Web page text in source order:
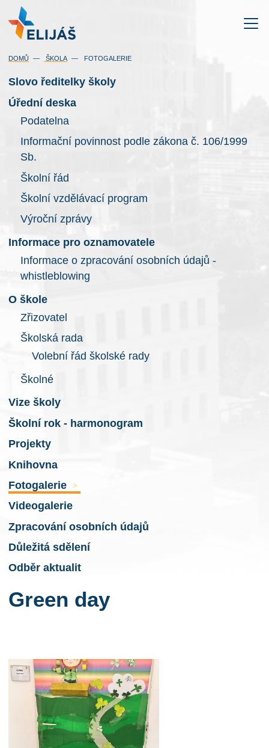
DOMŮ ŠKOLA FOTOGALERIE
Slovo ředitelky školy
Úřední deska
Podatelna
Informační povinnost podle zákona č. 106/1999
Sb.
Školní řád
Školní vzdělávací program
Výroční zprávy
Informace pro oznamovatele
Informace o zpracování osobních údajů -
whistleblowing
O škole
Zřizovatel
Školská rada
Volební řád školské rady
Školné
Vize školy
Školní rok - harmonogram
Projekty
Knihovna
Fotogalerie
>
Videogalerie
Zpracování osobních údajů
Důležitá sdělení
Odběr aktualit
Green day